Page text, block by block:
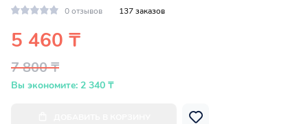
0 отзывов
137 заказов
5 460 ₸
7 800 ₸
Вы экономите: 2 340 ₸